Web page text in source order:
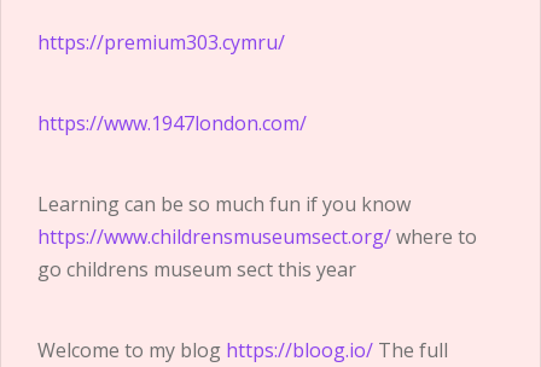
https://premium303.cymru/
https://www.1947london.com/
Learning can be so much fun if you know
https://www.childrensmuseumsect.org/where to
go childrens museum sect this year
Welcome to my blog https://bloog.io/ The full